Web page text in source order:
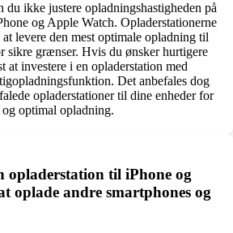
du ikke justere opladningshastigheden på
og Apple Watch. Opladerstationerne
levere den mest optimale opladning til
sikre grænser. Hvis du ønsker hurtigere
at investere i en opladerstation med
Det anbefales dog
opladerstationer til dine enheder for
optimal opladning.
opladerstation til iPhone og
oplade andre smartphones og